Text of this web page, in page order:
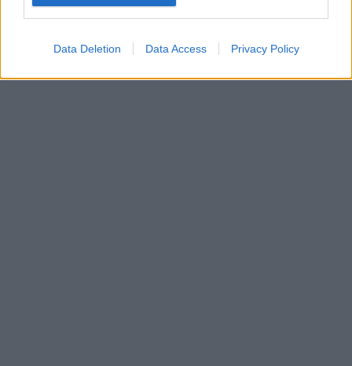
Data Deletion Data Access Privacy Policy